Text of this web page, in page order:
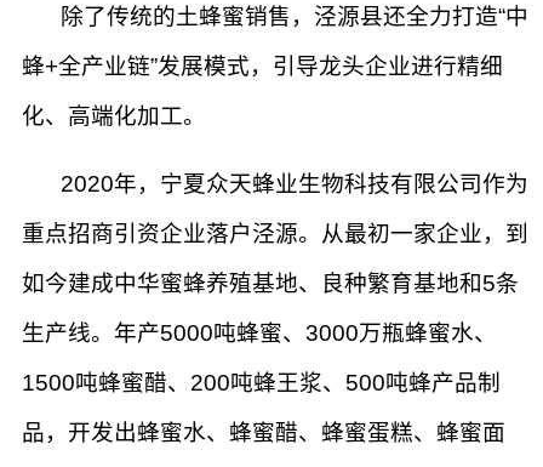
除了传统的土蜂蜜销售，泾源县还全力打造“中
蜂+全产业链”发展模式，引导龙头企业进行精细
化、高端化加工。
2020年，宁夏众天蜂业生物科技有限公司作为
重点招商引资企业落户泾源。从最初一家企业，到
如今建成中华蜜蜂养殖基地、良种繁育基地和5条
生产线。年产5000吨蜂蜜、3000万瓶蜂蜜水、
1500吨蜂蜜醋、200吨蜂王浆、500吨蜂产品制
品，开发出蜂蜜水、蜂蜜醋、蜂蜜蛋糕、蜂蜜面